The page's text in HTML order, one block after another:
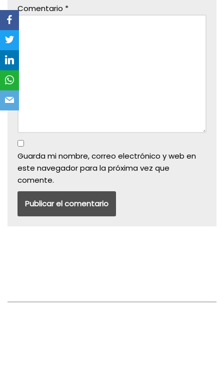
Comentario *
Guarda mi nombre, correo electrónico y web en
este navegador para la próxima vez que
comente.